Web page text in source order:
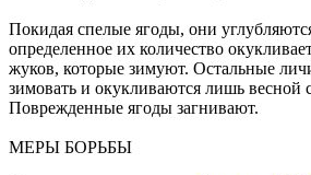
Покидая спелые ягоды, они
определенное их количество
жуков, которые зимуют. Остальные
зимовать и окукливаются лишь весной
Поврежденные ягоды загнивают.
МЕРЫ БОРЬБЫ